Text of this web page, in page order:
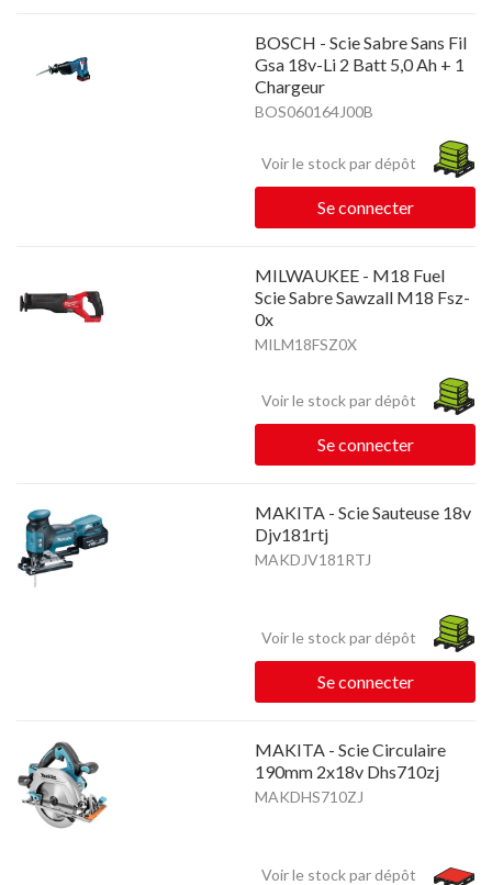
BOSCH - Scie Sabre Sans Fil
Gsa 18v-Li 2 Batt 5,0 Ah + 1
Chargeur
BOS060164J00B
Voir le stock par dépôt
Se connecter
MILWAUKEE - M18 Fuel
Scie Sabre Sawzall M18 Fsz-
0x
MILM18FSZ0X
Voir le stock par dépôt
Se connecter
MAKITA - Scie Sauteuse 18v
Djv181rtj
MAKDJV181RTJ
Voir le stock par dépôt
Se connecter
MAKITA - Scie Circulaire
190mm 2x18v Dhs710zj
MAKDHS710ZJ
Voir le stock par dépôt